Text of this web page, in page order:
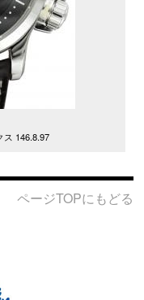
ス 146.8.97
ページTOPにもどる